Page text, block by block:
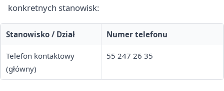
konkretnych stanowisk:
Stanowisko / Dział Numer telefonu
Telefon kontaktowy
(główny)
55 247 26 35